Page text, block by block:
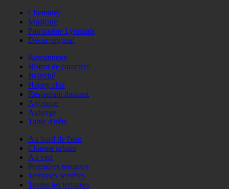
Cheminée
Musicale
Patrimoine Lyonnais
Décor original
Romantique
Bistrot de caractère
Branché
Happy chic
Restaurant dansant
Atypique
Auberge
Table d'hôte
Au bord de l'eau
Charme urbain
Au vert
Premières terrasses
Terrasses secrètes
Toutes les terrasses